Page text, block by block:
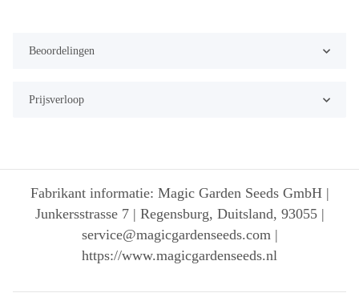
Beoordelingen
Prijsverloop
Fabrikant informatie: Magic Garden Seeds GmbH |
Junkersstrasse 7 | Regensburg, Duitsland, 93055 |
service@magicgardenseeds.com |
https://www.magicgardenseeds.nl